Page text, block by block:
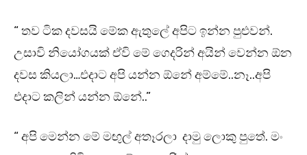
“ තව ටික දවසයි මේක ඇතුලේ අපිට ඉන්න පුළුවන්.
උසාවි නියෝගයක් ඒවි මේ ගෙදරින් අයින් වෙන්න ඕන
දවස කියලා…එදාට අපි යන්න ඕනේ අම්මේ..නෑ..අපි
එදාට කලින් යන්න ඕනේ..”
“ අපි මෙන්න මේ මඟුල් අතෑරලා දාමු ලොකු පුතේ. මං